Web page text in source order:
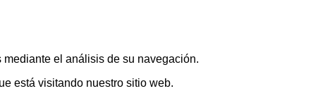
el análisis de su navegación.
está visitando nuestro sitio web.